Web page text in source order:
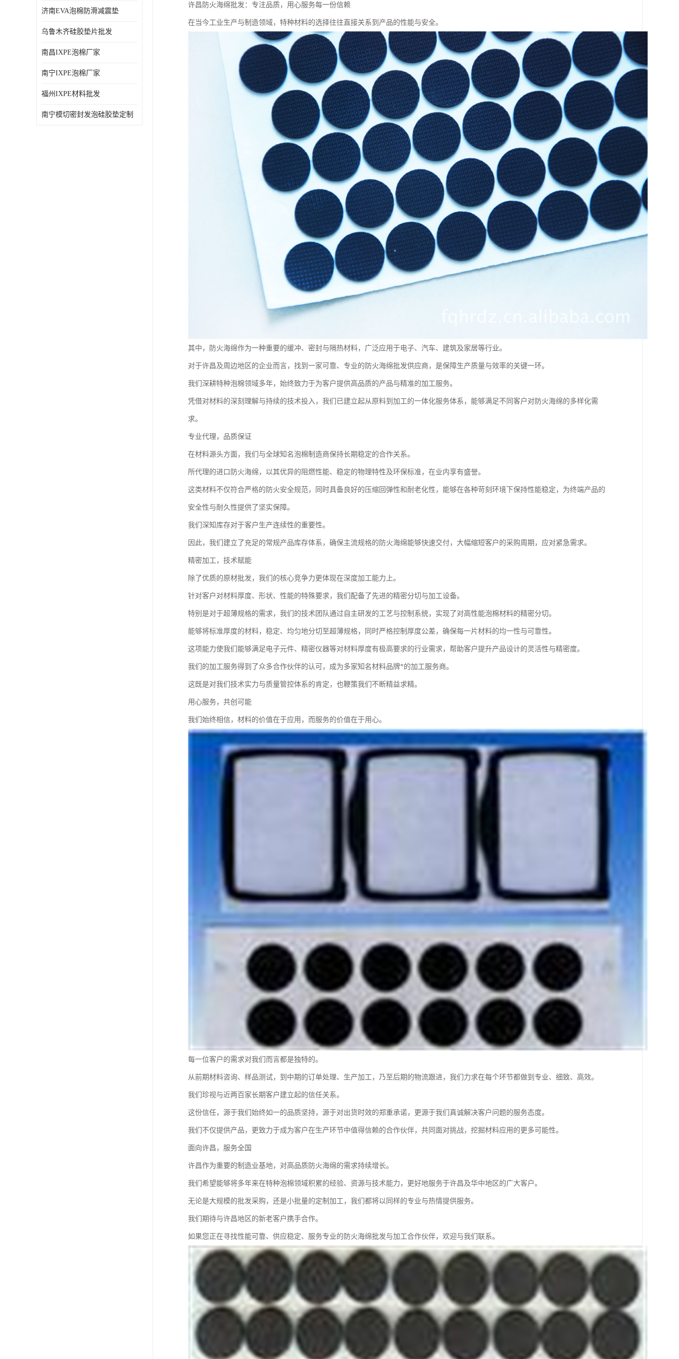
济南EVA泡棉防滑减震垫
乌鲁木齐硅胶垫片批发
南昌IXPE泡棉厂家
南宁IXPE泡棉厂家
福州IXPE材料批发
南宁模切密封发泡硅胶垫定制
许昌防火海绵批发：专注品质，用心服务每一份信赖
在当今工业生产与制造领域，特种材料的选择往往直接关系到产品的性能与安全。
其中，防火海绵作为一种重要的缓冲、密封与隔热材料，广泛应用于电子、汽车、建筑及家居等行业。
对于许昌及周边地区的企业而言，找到一家可靠、专业的防火海绵批发供应商，是保障生产质量与效率的关键一环。
我们深耕特种泡棉领域多年，始终致力于为客户提供高品质的产品与精准的加工服务。
凭借对材料的深刻理解与持续的技术投入，我们已建立起从原料到加工的一体化服务体系，能够满足不同客户对防火海绵的多样化需
求。
专业代理，品质保证
在材料源头方面，我们与全球知名泡棉制造商保持长期稳定的合作关系。
所代理的进口防火海绵，以其优异的阻燃性能、稳定的物理特性及环保标准，在业内享有盛誉。
这类材料不仅符合严格的防火安全规范，同时具备良好的压缩回弹性和耐老化性，能够在各种苛刻环境下保持性能稳定，为终端产品的
安全性与耐久性提供了坚实保障。
我们深知库存对于客户生产连续性的重要性。
因此，我们建立了充足的常规产品库存体系，确保主流规格的防火海绵能够快速交付，大幅缩短客户的采购周期，应对紧急需求。
精密加工，技术赋能
除了优质的原材批发，我们的核心竞争力更体现在深度加工能力上。
针对客户对材料厚度、形状、性能的特殊要求，我们配备了先进的精密分切与加工设备。
特别是对于超薄规格的需求，我们的技术团队通过自主研发的工艺与控制系统，实现了对高性能泡棉材料的精密分切。
能够将标准厚度的材料，稳定、均匀地分切至超薄规格，同时严格控制厚度公差，确保每一片材料的均一性与可靠性。
这项能力使我们能够满足电子元件、精密仪器等对材料厚度有极高要求的行业需求，帮助客户提升产品设计的灵活性与精密度。
我们的加工服务得到了众多合作伙伴的认可，成为多家知名材料品牌*的加工服务商。
这既是对我们技术实力与质量管控体系的肯定，也鞭策我们不断精益求精。
用心服务，共创可能
我们始终相信，材料的价值在于应用，而服务的价值在于用心。
每一位客户的需求对我们而言都是独特的。
从前期材料咨询、样品测试，到中期的订单处理、生产加工，乃至后期的物流跟进，我们力求在每个环节都做到专业、细致、高效。
我们珍视与近两百家长期客户建立起的信任关系。
这份信任，源于我们始终如一的品质坚持，源于对出货时效的郑重承诺，更源于我们真诚解决客户问题的服务态度。
我们不仅提供产品，更致力于成为客户在生产环节中值得信赖的合作伙伴，共同面对挑战，挖掘材料应用的更多可能性。
面向许昌，服务全国
许昌作为重要的制造业基地，对高品质防火海绵的需求持续增长。
我们希望能够将多年来在特种泡棉领域积累的经验、资源与技术能力，更好地服务于许昌及华中地区的广大客户。
无论是大规模的批发采购，还是小批量的定制加工，我们都将以同样的专业与热情提供服务。
我们期待与许昌地区的新老客户携手合作。
如果您正在寻找性能可靠、供应稳定、服务专业的防火海绵批发与加工合作伙伴，欢迎与我们联系。